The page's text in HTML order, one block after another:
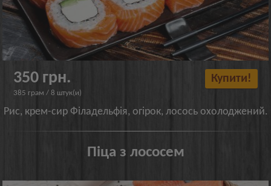
350 грн.
385 грам / 8 штук(и)
Купити!
Рис, крем-сир Філадельфія, огірок, лосось охолоджений.
Піца з лососем